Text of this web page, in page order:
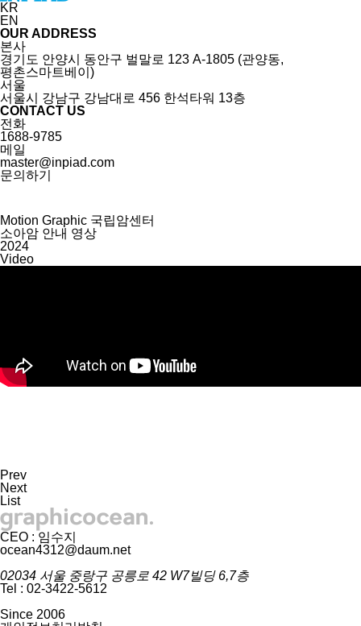
KR
EN
OUR ADDRESS
본사
경기도 안양시 동안구 벌말로 123 A-1805 (관양동,
평촌스마트베이)
서울
서울시 강남구 강남대로 456 한석타워 13층
CONTACT US
전화
1688-9785
메일
master@inpiad.com
문의하기
Motion Graphic 국립암센터
소아암 안내 영상
2024
Video
Prev
Next
List
CEO : 임수지
ocean4312@daum.net
02034 서울 중랑구 공릉로 42 W7빌딩 6,7층
Tel : 02-3422-5612
Since 2006